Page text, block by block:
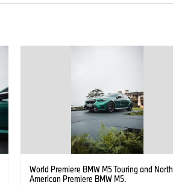
World Premiere BMW M5 Touring and North
American Premiere BMW M5.